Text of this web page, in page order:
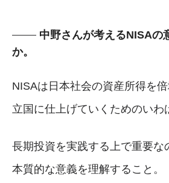
中野さんが考えるNISAの
か。
NISAは日本社会の資産所得を
立国に仕上げていくためのいわ
長期投資を実践する上で重要な
本質的な意義を理解すること。